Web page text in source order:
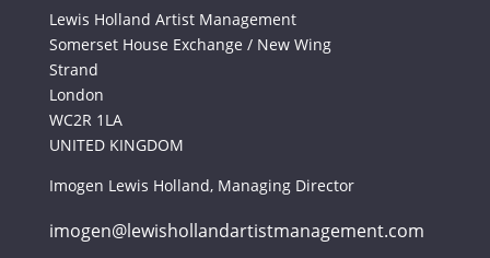
Lewis Holland Artist Management
Somerset House Exchange / New Wing
Strand
London
WC2R 1LA
UNITED KINGDOM
Imogen Lewis Holland, Managing Director
imogen@lewishollandartistmanagement.com